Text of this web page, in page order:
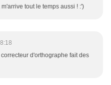
tout le temps aussi ! :')
d'orthographe fait des